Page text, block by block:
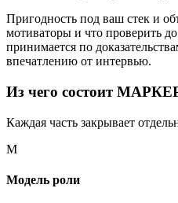
Пригодность под ваш стек и
мотиваторы и что проверить
принимается по
впечатлению от интервью.
Из чего состоит
Каждая часть закрывает
М
Модель роли